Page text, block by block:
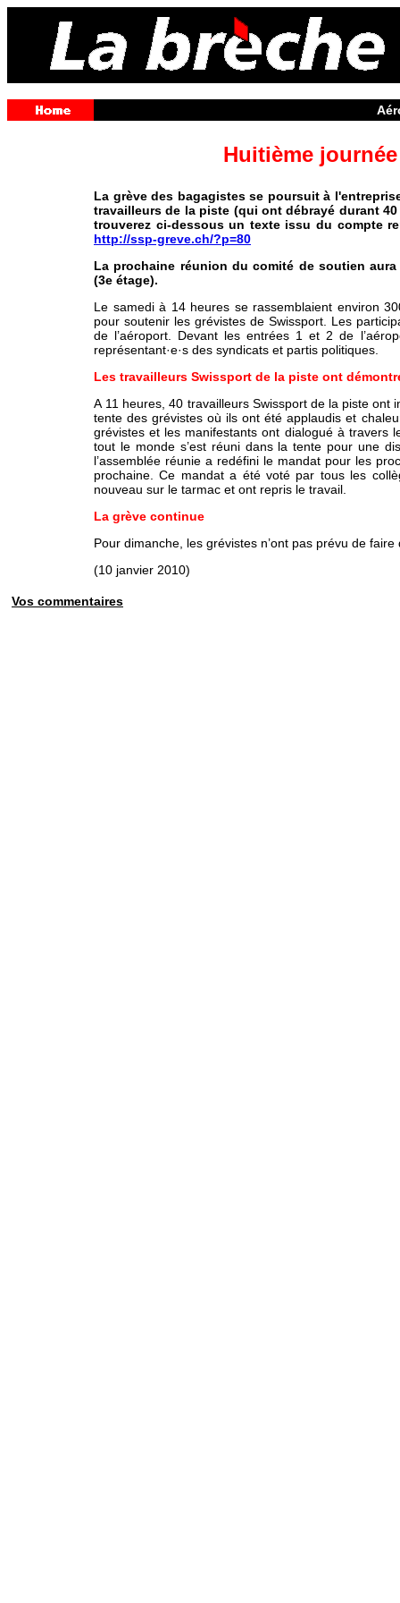
Huitième
La grève des bagagistes se poursuit à
travailleurs de la piste (qui ont débrayé durant
trouverez ci-dessous un texte issu du compte
http://ssp-greve.ch/?p=80
La prochaine réunion du comité de soutien
(3e étage).
Le samedi à 14 heures se rassemblaient environ
pour soutenir les grévistes de Swissport. Les
de l’aéroport. Devant les entrées 1 et 2 de
représentant·e·s des syndicats et partis politiques.
Les travailleurs Swissport de la piste ont
A 11 heures, 40 travailleurs Swissport de la piste
tente des grévistes où ils ont été applaudis et
grévistes et les manifestants ont dialogué à travers
tout le monde s’est réuni dans la tente pour une
l’assemblée réunie a redéfini le mandat pour les
prochaine. Ce mandat a été voté par tous les
nouveau sur le tarmac et ont repris le travail.
La grève continue
Pour dimanche, les grévistes n’ont pas prévu de
(10 janvier 2010)
Vos commentaires